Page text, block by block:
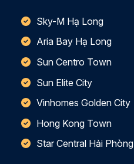
Sky-M Hạ Long
Aria Bay Hạ Long
Sun Centro Town
Sun Elite City
Vinhomes Golden City
Hong Kong Town
Star Central Hải Phòng